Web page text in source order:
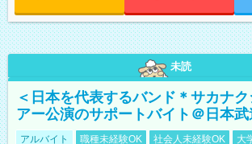
未読
＜日本を代表するバンド＊サカナ
アー公演のサポートバイト＠日本
アルバイト 職種未経験OK 社会人未経験OK 大